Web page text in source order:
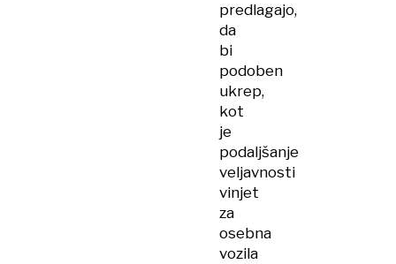
predlagajo,
da
bi
podoben
ukrep,
kot
je
podaljšanje
veljavnosti
vinjet
za
osebna
vozila